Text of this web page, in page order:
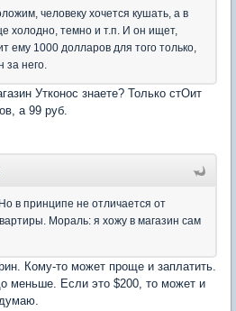
человеку хочется кушать, а в
холодно, темно и т.п. И он ищет,
ему 1000 долларов для того только,
за него.
Утконос знаете? Только стОит
а 99 руб.
в принципе не отличается от
Мораль: я хожу в магазин сам
Кому-то может проще и заплатить.
меньше. Если это $200, то может и